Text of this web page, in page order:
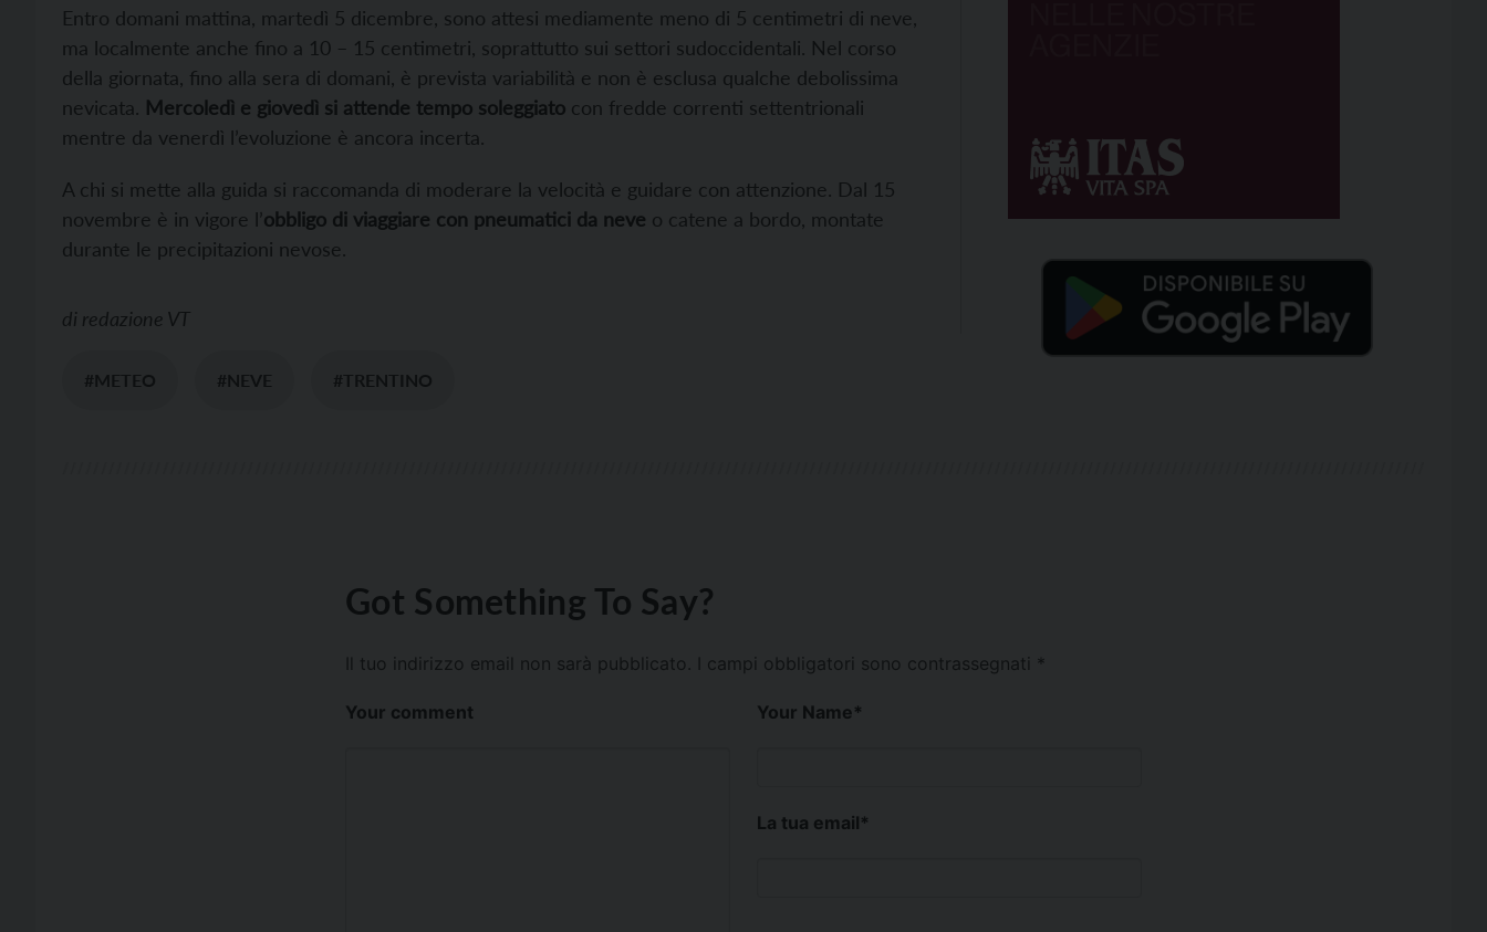
Entro domani mattina, martedì 5 dicembre, sono attesi mediamente meno di 5 centimetri di neve,
ma localmente anche fino a 10 – 15 centimetri, soprattutto sui settori sudoccidentali. Nel corso
della giornata, fino alla sera di domani, è prevista variabilità e non è esclusa qualche debolissima
nevicata. Mercoledì e giovedì si attende tempo soleggiato con fredde correnti settentrionali
mentre da venerdì l’evoluzione è ancora incerta.
A chi si mette alla guida si raccomanda di moderare la velocità e guidare con attenzione. Dal 15
novembre è in vigore l’obbligo di viaggiare con pneumatici da neve o catene a bordo, montate
durante le precipitazioni nevose.
di redazione VT
#METEO #NEVE #TRENTINO
Got Something To Say?
Il tuo indirizzo email non sarà pubblicato. I campi obbligatori sono contrassegnati *
Your comment Your Name*
La tua email*